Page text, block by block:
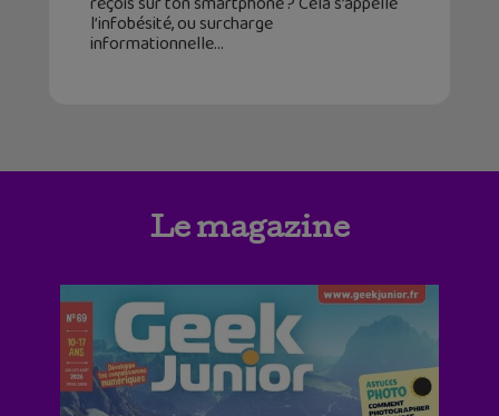
l’infobésité, ou surcharge
informationnelle
Le magazine